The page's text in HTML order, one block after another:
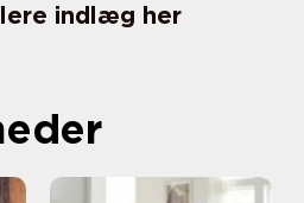
indlæg her